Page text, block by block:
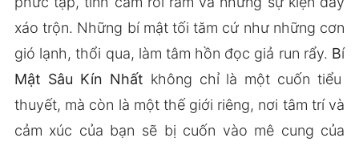
xáo trộn. Những bí mật tối tăm cứ như những cơn
gió lạnh, thổi qua, làm tâm hồn đọc giả run rẩy. Bí
Mật Sâu Kín Nhất không chỉ là một cuốn tiểu
thuyết, mà còn là một thế giới riêng, nơi tâm trí và
cảm xúc của bạn sẽ bị cuốn vào mê cung của